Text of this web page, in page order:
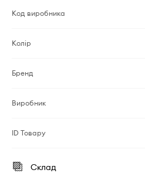
Код виробника
Колір
Бренд
Виробник
ID Товару
Склад